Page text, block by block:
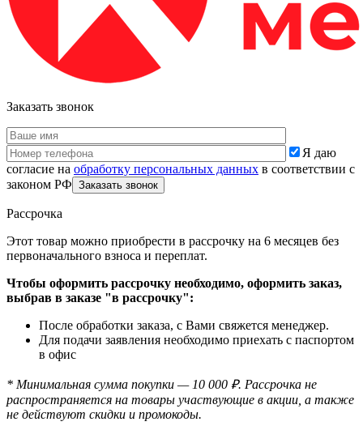
Заказать звонок
Я даю
согласие на обработку персональных данных в соответствии с
законом РФ
Рассрочка
Этот товар можно приобрести в рассрочку на 6 месяцев без
первоначального взноса и переплат.
Чтобы оформить рассрочку необходимо, оформить заказ,
выбрав в заказе "в рассрочку":
После обработки заказа, с Вами свяжется менеджер.
Для подачи заявления необходимо приехать с паспортом
в офис
* Минимальная сумма покупки — 10 000 ₽. Рассрочка не
распространяется на товары участвующие в акции, а также
не действуют скидки и промокоды.